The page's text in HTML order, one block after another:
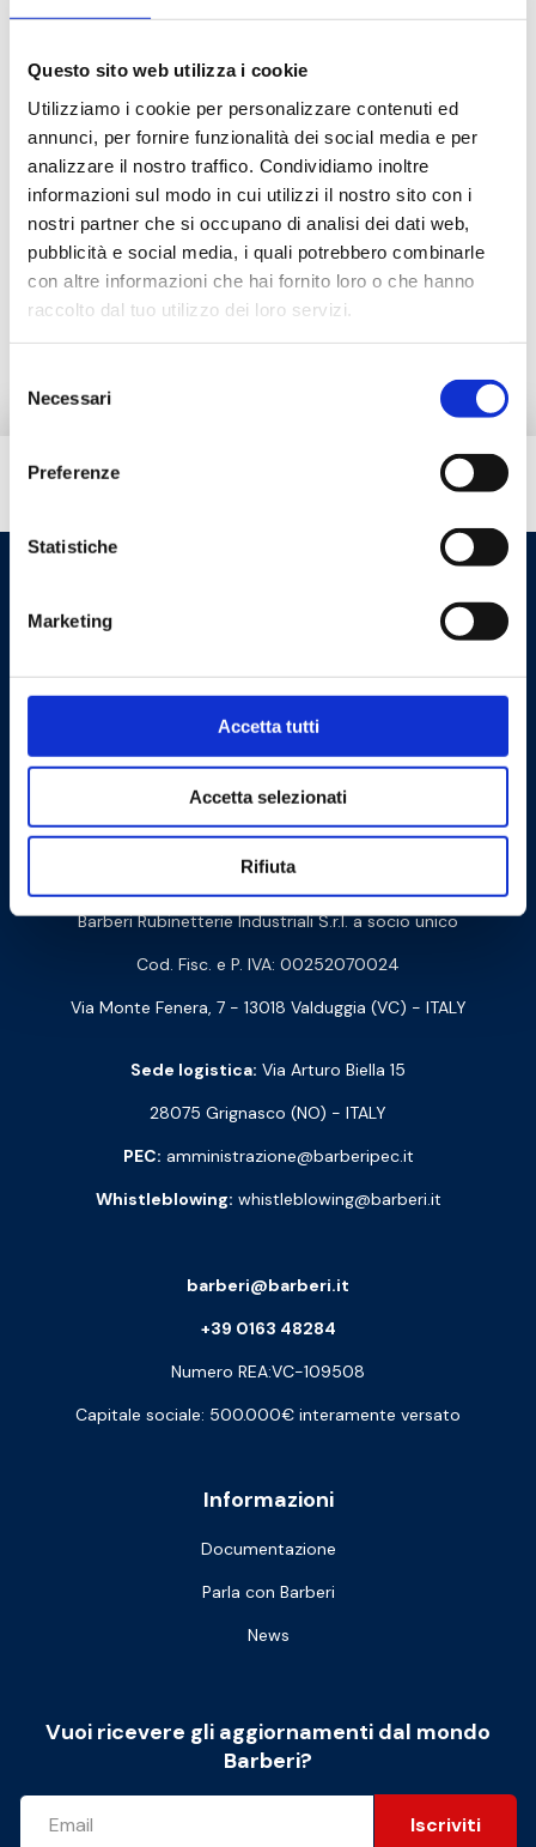
Questo sito web utilizza i cookie
Utilizziamo i cookie per personalizzare contenuti ed
annunci, per fornire funzionalità dei social media e per
analizzare il nostro traffico. Condividiamo inoltre
informazioni sul modo in cui utilizzi il nostro sito con i
nostri partner che si occupano di analisi dei dati web,
pubblicità e social media, i quali potrebbero combinarle
con altre informazioni che hai fornito loro o che hanno
raccolto dal tuo utilizzo dei loro servizi.
delNecessari
Preferenze
Statistiche
Marketing
Accetta tutti
Accetta selezionati
Rifiuta
Descrizione
Documentazione
Prodotti alternativi
Ricambi
Cookie Policy Privacy Policy
Contattaci
Barberi Rubinetterie Industriali S.r.l. a socio unico
Cod. Fisc. e P. IVA: 00252070024
Via Monte Fenera, 7 - 13018 Valduggia (VC) - ITALY
Sede logistica: Via Arturo Biella 15
28075 Grignasco (NO) - ITALY
PEC: amministrazione@barberipec.it
Whistleblowing: whistleblowing@barberi.it
Informazioni
Documentazione
Parla con Barberi
News
barberi@barberi.it
+39 0163 48284
Numero REA:VC-109508
Capitale sociale: 500.000€ interamente versato
Vuoi ricevere gli aggiornamenti dal mondo
Barberi?
Iscriviti